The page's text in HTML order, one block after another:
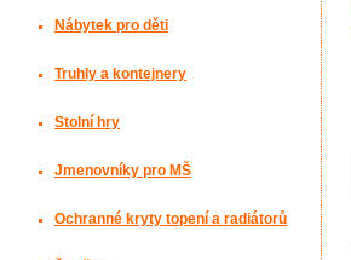
Nábytek pro děti
Truhly a kontejnery
Stolní hry
Jmenovníky pro MŠ
Ochranné kryty topení a radiátorů